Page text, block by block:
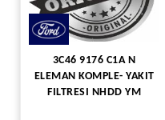
3C46 9176 C1A N
ELEMAN KOMPLE- YAKIT
FILTRESI NHDD YM